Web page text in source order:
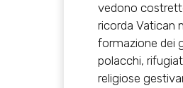
vedono
ricorda Vatican
formazione dei
polacchi,
religiose